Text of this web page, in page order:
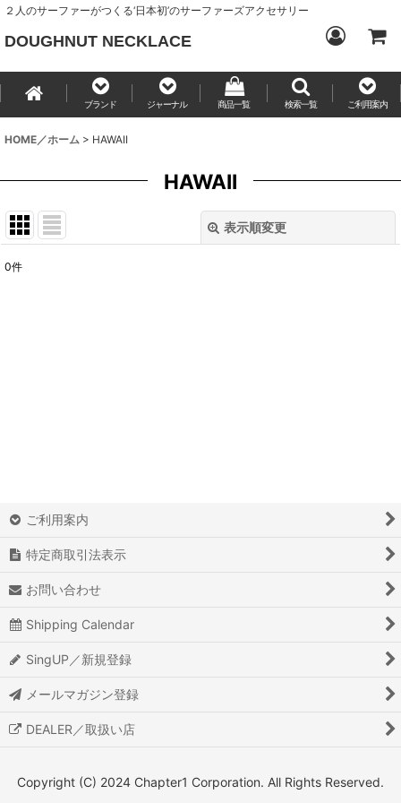
２人のサーファーがつくる‘日本初’のサーファーズアクセサリー
DOUGHNUT NECKLACE
ブランド ジャーナル 商品一覧 検索一覧 ご利用案内
HOME／ホーム > HAWAII
HAWAII
表示順変更
0件
ご利用案内
特定商取引法表示
お問い合わせ
Shipping Calendar
SingUP／新規登録
メールマガジン登録
DEALER／取扱い店
Copyright (C) 2024 Chapter1 Corporation. All Rights Reserved.